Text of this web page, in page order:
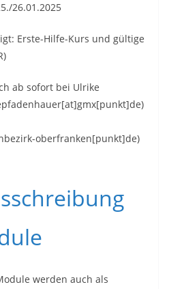
26.01.2025
Erste-Hilfe-Kurs und gültige
ab sofort bei Ulrike
oberfranken[punkt]de)
werden auch als